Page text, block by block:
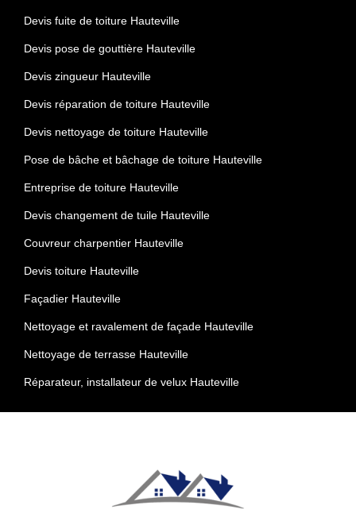
Devis fuite de toiture Hauteville
Devis pose de gouttière Hauteville
Devis zingueur Hauteville
Devis réparation de toiture Hauteville
Devis nettoyage de toiture Hauteville
Pose de bâche et bâchage de toiture Hauteville
Entreprise de toiture Hauteville
Devis changement de tuile Hauteville
Couvreur charpentier Hauteville
Devis toiture Hauteville
Façadier Hauteville
Nettoyage et ravalement de façade Hauteville
Nettoyage de terrasse Hauteville
Réparateur, installateur de velux Hauteville